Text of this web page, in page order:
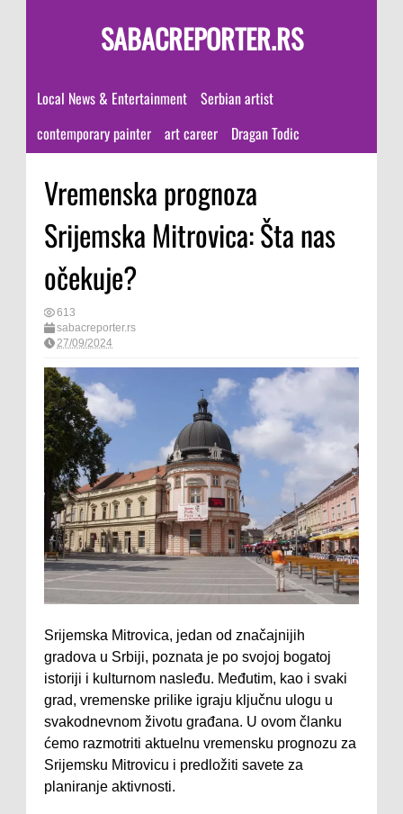
SABACREPORTER.RS
Local News & Entertainment
Serbian artist
contemporary painter
art career Dragan Todic
Vremenska prognoza
Srijemska Mitrovica: Šta nas
očekuje?
613
sabacreporter.rs
27/09/2024
Srijemska Mitrovica, jedan od značajnijih
gradova u Srbiji, poznata je po svojoj bogatoj
istoriji i kulturnom nasleđu. Međutim, kao i svaki
grad, vremenske prilike igraju ključnu ulogu u
svakodnevnom životu građana. U ovom članku
ćemo razmotriti aktuelnu vremensku prognozu za
Srijemsku Mitrovicu i predložiti savete za
planiranje aktivnosti.